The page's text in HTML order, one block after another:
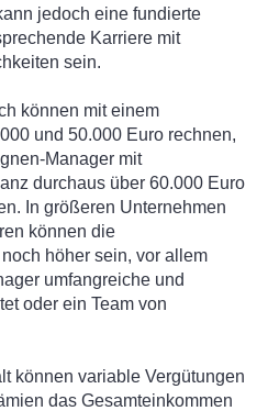
jedoch eine fundierte
Karriere mit
sein.
können mit einem
und 50.000 Euro rechnen,
Manager mit
durchaus über 60.000 Euro
In größeren Unternehmen
können die
höher sein, vor allem
umfangreiche und
oder ein Team von
können variable Vergütungen
das Gesamteinkommen